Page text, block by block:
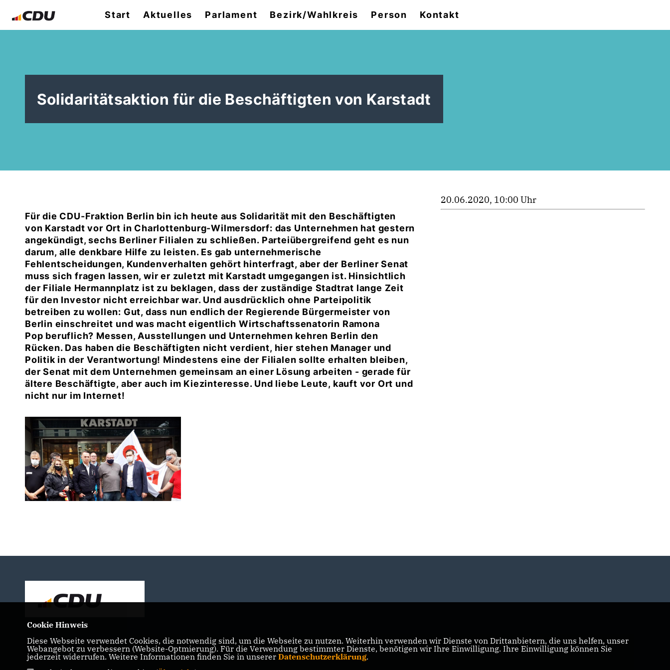
Start Aktuelles Parlament Bezirk/Wahlkreis Person Kontakt
Solidaritätsaktion für die Beschäftigten von Karstadt
Für die CDU-Fraktion Berlin bin ich heute aus Solidarität mit den Beschäftigten
von Karstadt vor Ort in Charlottenburg-Wilmersdorf: das Unternehmen hat gestern
angekündigt, sechs Berliner Filialen zu schließen. Parteiübergreifend geht es nun
darum, alle denkbare Hilfe zu leisten. Es gab unternehmerische
Fehlentscheidungen, Kundenverhalten gehört hinterfragt, aber der Berliner Senat
muss sich fragen lassen, wir er zuletzt mit Karstadt umgegangen ist. Hinsichtlich
der Filiale Hermannplatz ist zu beklagen, dass der zuständige Stadtrat lange Zeit
für den Investor nicht erreichbar war. Und ausdrücklich ohne Parteipolitik
betreiben zu wollen: Gut, dass nun endlich der Regierende Bürgermeister von
Berlin einschreitet und was macht eigentlich Wirtschaftssenatorin Ramona
Pop beruflich? Messen, Ausstellungen und Unternehmen kehren Berlin den
Rücken. Das haben die Beschäftigten nicht verdient, hier stehen Manager und
Politik in der Verantwortung! Mindestens eine der Filialen sollte erhalten bleiben,
der Senat mit dem Unternehmen gemeinsam an einer Lösung arbeiten - gerade für
ältere Beschäftigte, aber auch im Kiezinteresse. Und liebe Leute, kauft vor Ort und
nicht nur im Internet!
20.06.2020, 10:00 Uhr
Cookie Hinweis
Diese Webseite verwendet Cookies, die notwendig sind, um die Webseite zu nutzen. Weiterhin verwenden wir Dienste von Drittanbietern, die uns helfen, unser
Webangebot zu verbessern (Website-Optmierung). Für die Verwendung bestimmter Dienste, benötigen wir Ihre Einwilligung. Ihre Einwilligung können Sie
jederzeit widerrufen. Weitere Informationen finden Sie in unserer Datenschutzerklärung.